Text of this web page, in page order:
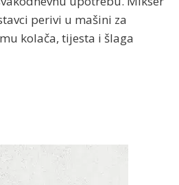
perivi u mašini za
kolača, tijesta i šlaga